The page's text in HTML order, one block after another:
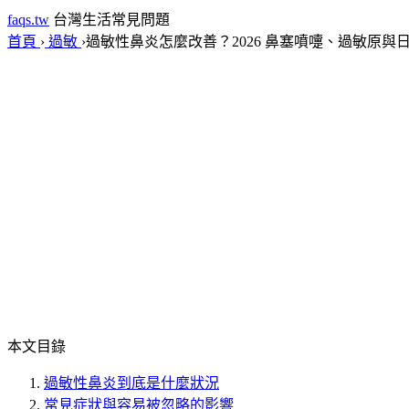
faqs.tw 台灣生活常見問題
首頁 › 過敏 ›過敏性鼻炎怎麼改善？2026 鼻塞噴嚏、過敏原與
本文目錄
過敏性鼻炎到底是什麼狀況
常見症狀與容易被忽略的影響